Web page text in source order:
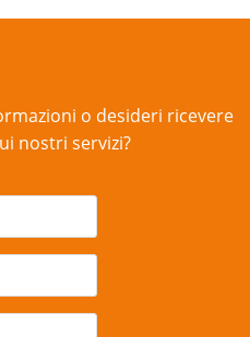
o desideri ricevere
nostri servizi?